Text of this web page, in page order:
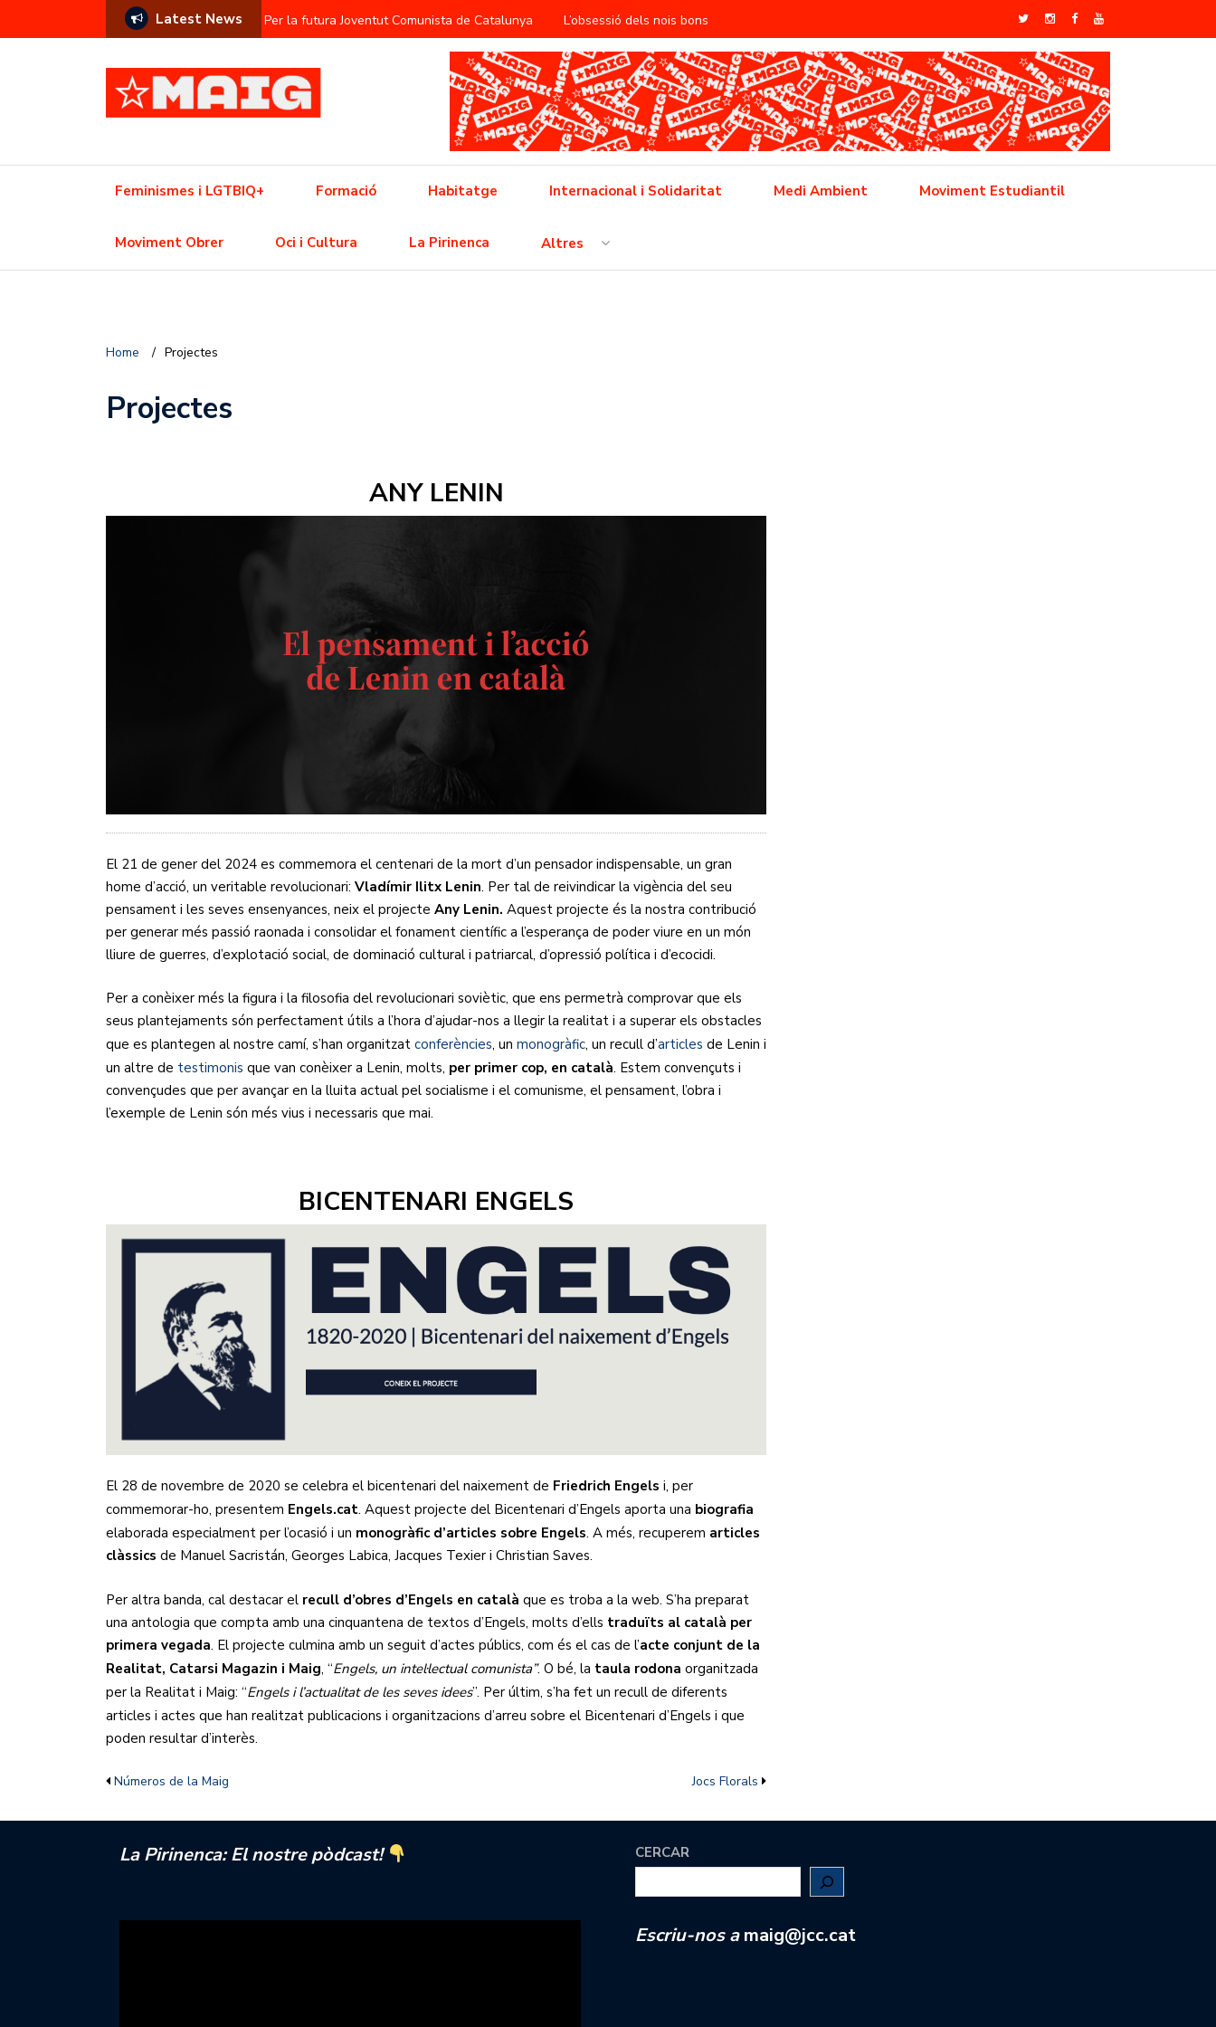
Latest News Per la futura Joventut Comunista de Catalunya L’obsessió dels nois bons
Prostitució com a commodificació del treball reproductiu
L’Ajuntament contra el futbol popular barceloní Cap a la vaga general
Una Olimpíada contra el feixisme Cinema i propaganda a la RDA
Crisi de l’habitatge? Això no és pas una crisi, això és un conflicte i l’hem de guanyar!
Feminismes i LGTBIQ+ Formació Habitatge Internacional i Solidaritat Medi Ambient Moviment Estudiantil
Moviment Obrer Oci i Cultura La Pirinenca Altres
Home / Projectes
Projectes
ANY LENIN
El 21 de gener del 2024 es commemora el centenari de la mort d’un pensador indispensable, un gran
home d’acció, un veritable revolucionari: Vladímir Ilitx Lenin. Per tal de reivindicar la vigència del seu
pensament i les seves ensenyances, neix el projecte Any Lenin. Aquest projecte és la nostra contribució
per generar més passió raonada i consolidar el fonament científic a l’esperança de poder viure en un món
lliure de guerres, d’explotació social, de dominació cultural i patriarcal, d’opressió política i d’ecocidi.
Per a conèixer més la figura i la filosofia del revolucionari soviètic, que ens permetrà comprovar que els
seus plantejaments són perfectament útils a l’hora d’ajudar-nos a llegir la realitat i a superar els obstacles
que es plantegen al nostre camí, s’han organitzat conferències, un monogràfic, un recull d’articles de Lenin i
un altre de testimonis que van conèixer a Lenin, molts, per primer cop, en català. Estem convençuts i
convençudes que per avançar en la lluita actual pel socialisme i el comunisme, el pensament, l’obra i
l’exemple de Lenin són més vius i necessaris que mai.
BICENTENARI ENGELS
El 28 de novembre de 2020 se celebra el bicentenari del naixement de Friedrich Engels i, per
commemorar-ho, presentem Engels.cat. Aquest projecte del Bicentenari d’Engels aporta una biografia
elaborada especialment per l’ocasió i un monogràfic d’articles sobre Engels. A més, recuperem articles
clàssics de Manuel Sacristán, Georges Labica, Jacques Texier i Christian Saves.
Per altra banda, cal destacar el recull d’obres d’Engels en català que es troba a la web. S’ha preparat
una antologia que compta amb una cinquantena de textos d’Engels, molts d’ells traduïts al català per
primera vegada. El projecte culmina amb un seguit d’actes públics, com és el cas de l’acte conjunt de la
Realitat, Catarsi Magazin i Maig, “Engels, un intel·lectual comunista”. O bé, la taula rodona organitzada
per la Realitat i Maig: “Engels i l’actualitat de les seves idees”. Per últim, s’ha fet un recull de diferents
articles i actes que han realitzat publicacions i organitzacions d’arreu sobre el Bicentenari d’Engels i que
poden resultar d’interès.
Números de la Maig Jocs Florals
La Pirinenca: El nostre pòdcast! CERCAR
Escriu-nos amaig@jcc.cat